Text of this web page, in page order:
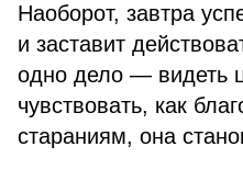
Наоборот, завтра
и заставит
одно дело — видеть
чувствовать, как
стараниям, она